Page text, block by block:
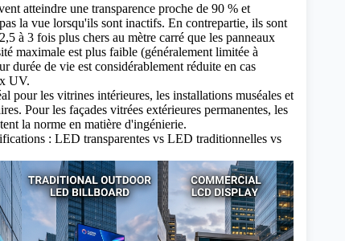
atteindre une transparence proche de 90 % et
la vue lorsqu'ils sont inactifs. En contrepartie, ils sont
à 3 fois plus chers au mètre carré que les panneaux
maximale est plus faible (généralement limitée à
durée de vie est considérablement réduite en cas
UV.
pour les vitrines intérieures, les installations muséales et
Pour les façades vitrées extérieures permanentes, les
la norme en matière d'ingénierie.
: LED transparentes vs LED traditionnelles vs